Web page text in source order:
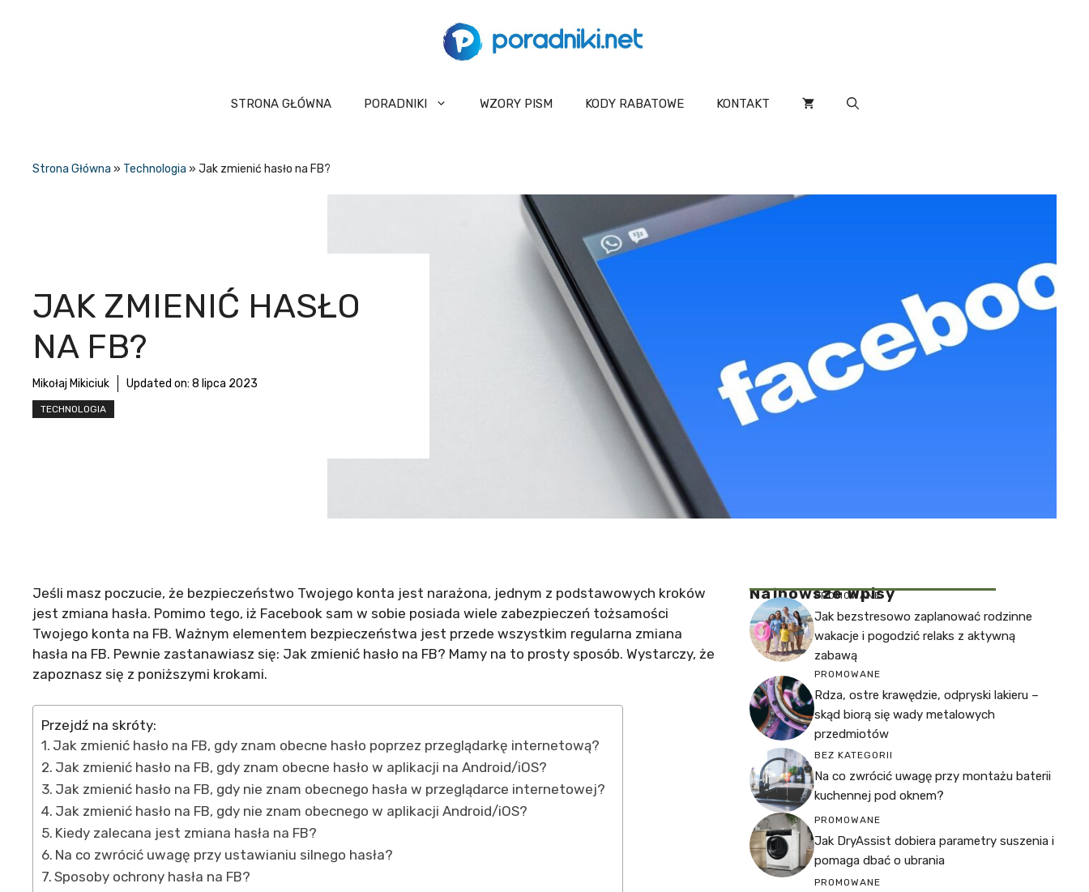
STRONA GŁÓWNA PORADNIKI WZORY PISM KODY RABATOWE KONTAKT
Strona Główna » Technologia » Jak zmienić hasło na FB?
JAK ZMIENIĆ HASŁO
NA FB?
Mikołaj Mikiciuk Updated on: 8 lipca 2023
TECHNOLOGIA
Jeśli masz poczucie, że bezpieczeństwo Twojego konta jest narażona, jednym z podstawowych kroków
jest zmiana hasła. Pomimo tego, iż Facebook sam w sobie posiada wiele zabezpieczeń tożsamości
Twojego konta na FB. Ważnym elementem bezpieczeństwa jest przede wszystkim regularna zmiana
hasła na FB. Pewnie zastanawiasz się: Jak zmienić hasło na FB? Mamy na to prosty sposób. Wystarczy, że
zapoznasz się z poniższymi krokami.
Przejdź na skróty:
Jak zmienić hasło na FB, gdy znam obecne hasło poprzez przeglądarkę internetową?
Jak zmienić hasło na FB, gdy znam obecne hasło w aplikacji na Android/iOS?
Jak zmienić hasło na FB, gdy nie znam obecnego hasła w przeglądarce internetowej?
Jak zmienić hasło na FB, gdy nie znam obecnego w aplikacji Android/iOS?
Kiedy zalecana jest zmiana hasła na FB?
Na co zwrócić uwagę przy ustawianiu silnego hasła?
Sposoby ochrony hasła na FB?
Najnowsze Wpisy
PROMOWANE
Jak bezstresowo zaplanować rodzinne
wakacje i pogodzić relaks z aktywną
zabawą
PROMOWANE
Rdza, ostre krawędzie, odpryski lakieru –
skąd biorą się wady metalowych
przedmiotów
BEZ KATEGORII
Na co zwrócić uwagę przy montażu baterii
kuchennej pod oknem?
PROMOWANE
Jak DryAssist dobiera parametry suszenia i
pomaga dbać o ubrania
PROMOWANE